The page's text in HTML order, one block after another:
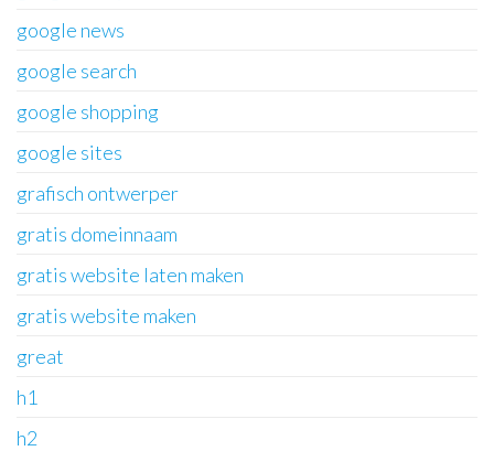
google news
google search
google shopping
google sites
grafisch ontwerper
gratis domeinnaam
gratis website laten maken
gratis website maken
great
h1
h2